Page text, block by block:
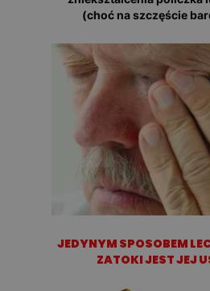
(choć na szczęście
JEDYNYM SPOSOBEM
ZATOKI JEST JEJ